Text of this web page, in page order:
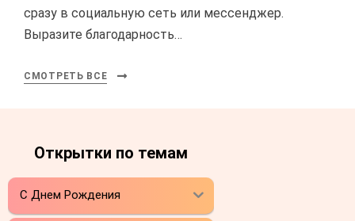
сразу в социальную сеть или мессенджер.
Выразите благодарность…
СМОТРЕТЬ ВСЕ
Открытки по темам
С Днем Рождения